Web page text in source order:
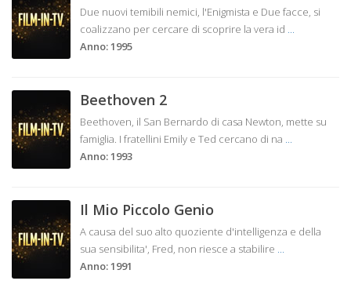
Due nuovi temibili nemici, l'Enigmista e Due facce, si
coalizzano per cercare di scoprire la vera id ...
Anno: 1995
Beethoven 2
Beethoven, il San Bernardo di casa Newton, mette su
famiglia. I fratellini Emily e Ted cercano di na ...
Anno: 1993
Il Mio Piccolo Genio
A causa del suo alto quoziente d'intelligenza e della
sua sensibilita', Fred, non riesce a stabilire ...
Anno: 1991